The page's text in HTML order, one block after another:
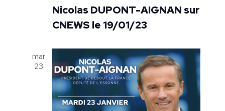
Nicolas DUPONT-AIGNAN sur
CNEWS le 19/01/23
mar
23